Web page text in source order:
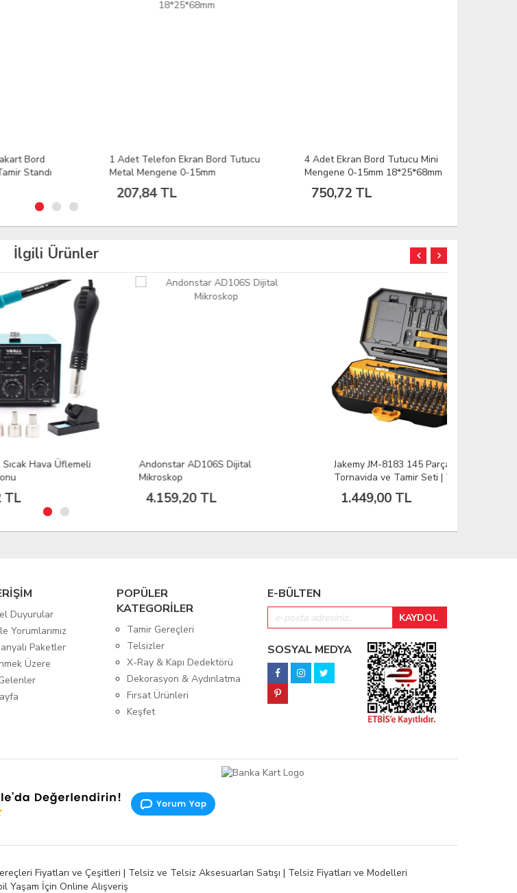
1 Adet Telefon Ekran Bord Tutucu
Metal Mengene 0-15mm
18*25*68mm
207,84 TL
4 Adet Ekran Bord Tutucu Mini
Mengene 0-15mm 18*25*68mm
750,72 TL
İlgili Ürünler
Andonstar AD106S Dijital
4.159,20 TL
Jakemy JM-8183 145 Parça
Tornavida ve Tamir Seti | Telefon
Laptop Elektronik Teknik Servis
1.449,00 TL
Duyurular
Yorumlarımız
Paketler
Üzere
POPÜLER
KATEGORİLER
Tamir Gereçleri
Telsizler
X-Ray & Kapı Dedektörü
Dekorasyon & Aydınlatma
Fırsat Ürünleri
Keşfet
E-BÜLTEN
SOSYAL MEDYA
Fiyatları ve Çeşitleri | Telsiz ve Telsiz Aksesuarları Satışı | Telsiz Fiyatları ve Modelleri
Yaşam İçin Online Alışveriş